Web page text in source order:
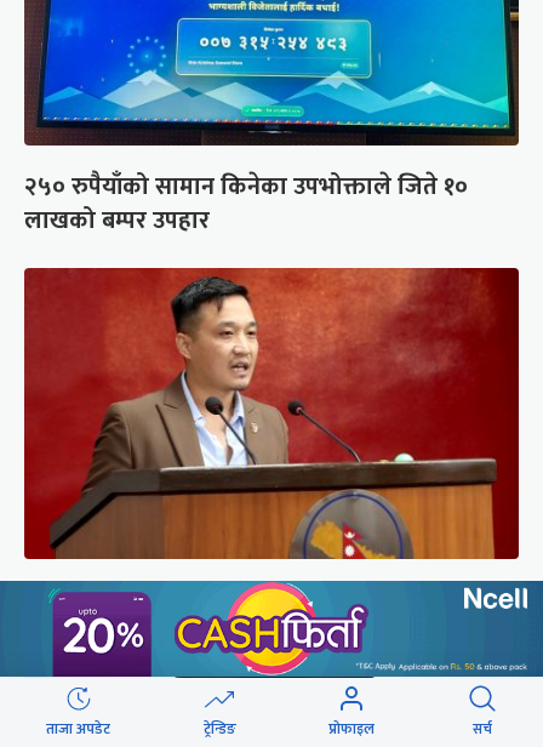
२५० रुपैयाँको सामान किनेका उपभोक्ताले जिते १०
लाखको बम्पर उपहार
संसद्को रोष्ट्रमबाटै गृहमन्त्रीले दिए प्रश्न नगर्न चेतावनी
ताजा अपडेट ट्रेन्डिङ प्रोफाइल सर्च